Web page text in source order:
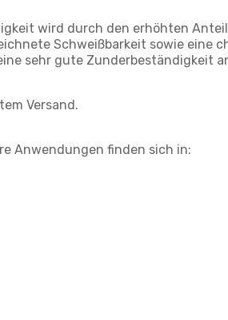
wird durch den erhöhten
Schweißbarkeit sowie eine
sehr gute Zunderbeständigkeit
Versand.
Anwendungen finden sich in: